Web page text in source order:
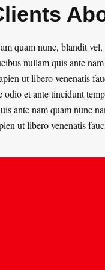
quam nunc, blandit
nullam quis ante
ut libero venenatis
odio et ante tincidunt
ante nam quam nunc
ut libero venenatis